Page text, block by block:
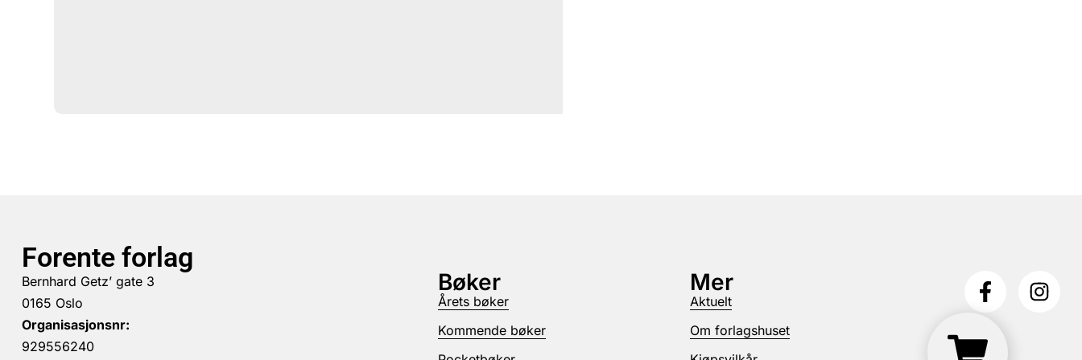
Forente forlag
Bernhard Getz’ gate 3
0165 Oslo
Organisasjonsnr:
929556240
Bøker
Årets bøker
Kommende bøker
Mer
Aktuelt
Om forlagshuset